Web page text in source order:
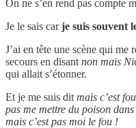
On ne s’en rend pas compte
Je le sais carje suis souvent
J’ai en tête une scène qui me
secours en disant non mais
qui allait s’étonner.
Et je me suis dit mais c’est
pas me mettre du poison
mais c’est pas moi le fou !